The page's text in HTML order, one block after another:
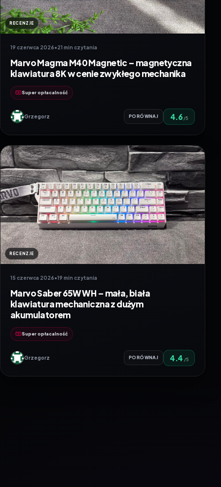
RECENZJE
19 czerwca 2026•21 min czytania
Marvo Magma M40 Magnetic – magnetyczna
klawiatura 8K w cenie zwykłego mechanika
Super opłacalność
Grzegorz PORÓWNAJ 4.6 /5
RECENZJE
15 czerwca 2026•19 min czytania
Marvo Saber 65W WH – mała, biała
klawiatura mechaniczna z dużym
akumulatorem
Super opłacalność
Grzegorz PORÓWNAJ 4.4 /5